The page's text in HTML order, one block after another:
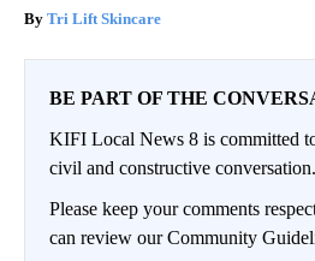
Tri Lift Skincare
BE PART OF THE
KIFI Local News 8 is committed
civil and constructive conversation.
Please keep your comments
can review our Community